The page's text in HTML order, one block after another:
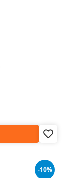
Add
List
-10%